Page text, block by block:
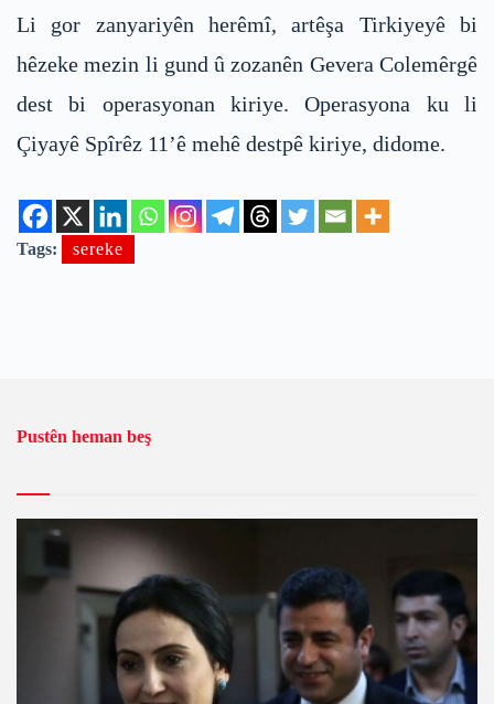
Li gor zanyariyên herêmî, artêşa Tirkiyeyê bi
hêzeke mezin li gund û zozanên Gevera Colemêrgê
dest bi operasyonan kiriye. Operasyona ku li
Çiyayê Spîrêz 11’ê mehê destpê kiriye, didome.
Tags: sereke
Pustên heman beş